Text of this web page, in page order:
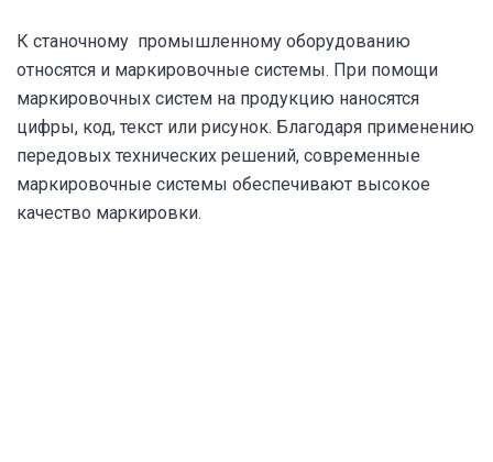
К станочному промышленному оборудованию
относятся и маркировочные системы. При помощи
маркировочных систем на продукцию наносятся
цифры, код, текст или рисунок. Благодаря применению
передовых технических решений, современные
маркировочные системы обеспечивают высокое
качество маркировки.